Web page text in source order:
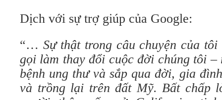
Dịch với sự trợ giúp của Google:
“… Sự thật trong câu chuyện của
gọi làm thay đổi cuộc đời chúng tôi
bệnh ung thư và sắp qua đời, gia
và trồng lại trên đất Mỹ. Bất chấp